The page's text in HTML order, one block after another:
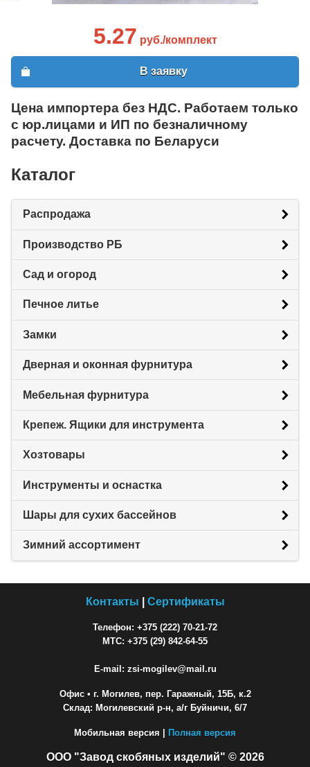
5.27 руб./комплект
В заявку
Цена импортера без НДС. Работаем только
с юр.лицами и ИП по безналичному
расчету. Доставка по Беларуси
Каталог
Распродажа
Производство РБ
Сад и огород
Печное литье
Замки
Дверная и оконная фурнитура
Мебельная фурнитура
Крепеж. Ящики для инструмента
Хозтовары
Инструменты и оснастка
Шары для сухих бассейнов
Зимний ассортимент
Контакты Сертификаты
Телефон: +375 (222) 70-21-72
МТС: +375 (29) 842-64-55
E-mail: zsi-mogilev@mail.ru
Офис• г. Могилев, пер. Гаражный, 15Б, к.2
Склад: Могилевский р-н, а/г Буйничи, 6/7
Мобильная версия | Полная версия
ООО "Завод скобяных изделий" © 2026